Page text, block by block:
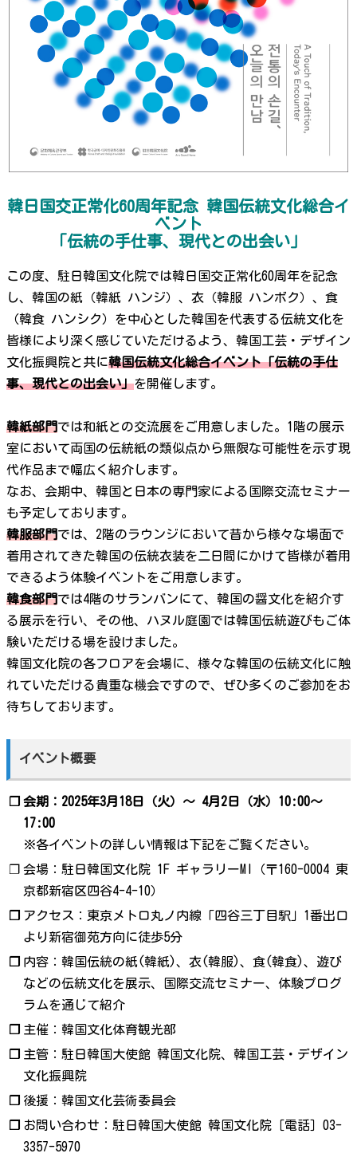
韓日国交正常化60周年記念 韓国伝統文化総合イ
ベント
「伝統の手仕事、現代との出会い」
この度、駐日韓国文化院では韓日国交正常化60周年を記念
し、韓国の紙（韓紙 ハンジ）、衣（韓服 ハンボク）、食
（韓食 ハンシク）を中心とした韓国を代表する伝統文化を
皆様により深く感じていただけるよう、韓国工芸・デザイン
文化振興院と共に韓国伝統文化総合イベント「伝統の手仕
事、現代との出会い」を開催します。
韓紙部門では和紙との交流展をご用意しました。1階の展示
室において両国の伝統紙の類似点から無限な可能性を示す現
代作品まで幅広く紹介します。
なお、会期中、韓国と日本の専門家による国際交流セミナー
も予定しております。
韓服部門では、2階のラウンジにおいて昔から様々な場面で
着用されてきた韓国の伝統衣装を二日間にかけて皆様が着用
できるよう体験イベントをご用意します。
韓食部門では4階のサランバンにて、韓国の醤文化を紹介す
る展示を行い、その他、ハヌル庭園では韓国伝統遊びもご体
験いただける場を設けました。
韓国文化院の各フロアを会場に、様々な韓国の伝統文化に触
れていただける貴重な機会ですので、ぜひ多くのご参加をお
待ちしております。
イベント概要
❐ 会期：2025年3月18日（火）〜 4月2日（水）10:00～
17:00
※各イベントの詳しい情報は下記をご覧ください。
❐ 会場：駐日韓国文化院 1F ギャラリーMI（〒160-0004 東
京都新宿区四谷4-4-10）
❐ アクセス：東京メトロ丸ノ内線「四谷三丁目駅」1番出口
より新宿御苑方向に徒歩5分
❐ 内容：韓国伝統の紙(韓紙)、衣(韓服)、食(韓食)、遊び
などの伝統文化を展示、国際交流セミナー、体験プログ
ラムを通じて紹介
❐ 主催：韓国文化体育観光部
❐ 主管：駐日韓国大使館 韓国文化院、韓国工芸・デザイン
文化振興院
❐ 後援：韓国文化芸術委員会
❐ お問い合わせ：駐日韓国大使館 韓国文化院［電話］03-
3357-5970